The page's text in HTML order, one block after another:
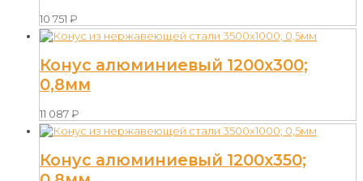
10 751 ₽
Конус алюминиевый 1200х300;
0,8мм
11 087₽
Конус алюминиевый 1200х350;